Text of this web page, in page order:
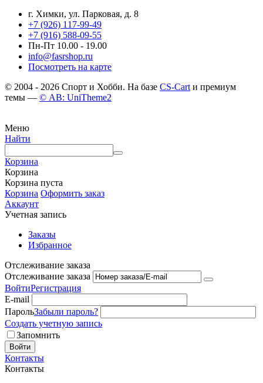
г. Химки, ул. Парковая, д. 8
+7 (926) 117-99-49
+7 (916) 588-09-55
Пн-Пт 10.00 - 19.00
info@fasrshop.ru
Посмотреть на карте
© 2004 - 2026 Спорт и Хобби. На базе CS-Cart и премиум
темы — © AB: UniTheme2
Меню
Найти
Корзина
Корзина
Корзина пуста
Корзина Оформить заказ
Аккаунт
Учетная запись
Заказы
Избранное
Отслеживание заказа
Отслеживание заказа
ВойтиРегистрация
E-mail
ПарольЗабыли пароль?
Создать учетную запись
Запомнить
Войти
Контакты
Контакты